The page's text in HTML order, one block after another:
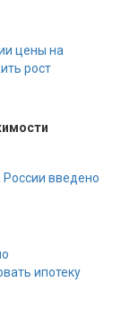
цены на
рост
введено
ипотеку